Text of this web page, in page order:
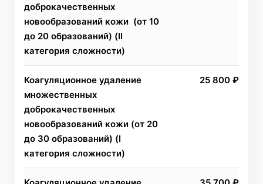
доброкачественных
новообразований кожи (от 10
до 20 образований) (II
категория сложности)
Коагуляционное удаление
множественных
доброкачественных
новообразований кожи (от 20
до 30 образований) (I
категория сложности)
25 800 ₽